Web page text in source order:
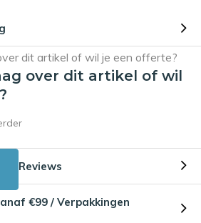
over dit artikel of wil
Reviews
€99 / Verpakkingen